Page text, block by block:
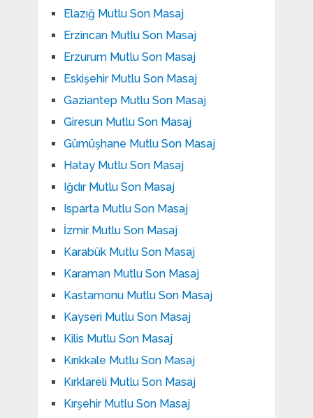
Elazığ Mutlu Son Masaj
Erzincan Mutlu Son Masaj
Erzurum Mutlu Son Masaj
Eskişehir Mutlu Son Masaj
Gaziantep Mutlu Son Masaj
Giresun Mutlu Son Masaj
Gümüşhane Mutlu Son Masaj
Hatay Mutlu Son Masaj
Iğdır Mutlu Son Masaj
Isparta Mutlu Son Masaj
İzmir Mutlu Son Masaj
Karabük Mutlu Son Masaj
Karaman Mutlu Son Masaj
Kastamonu Mutlu Son Masaj
Kayseri Mutlu Son Masaj
Kilis Mutlu Son Masaj
Kırıkkale Mutlu Son Masaj
Kırklareli Mutlu Son Masaj
Kırşehir Mutlu Son Masaj